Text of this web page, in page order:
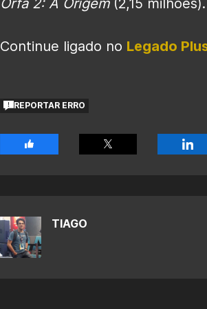
Continue ligado no Legado
REPORTAR ERRO
TIAGO